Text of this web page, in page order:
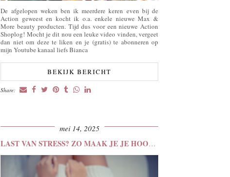
De afgelopen weken ben ik meerdere keren even bij de
Action geweest en kocht ik o.a. enkele nieuwe Max &
More beauty producten. Tijd dus voor een nieuwe Action
Shoplog! Mocht je dit nou een leuke video vinden, vergeet
dan niet om deze te liken en je (gratis) te abonneren op
mijn Youtube kanaal liefs Bianca
BEKIJK BERICHT
Share:
mei 14, 2025
LAST VAN STRESS? ZO MAAK JE JE HOOFD …